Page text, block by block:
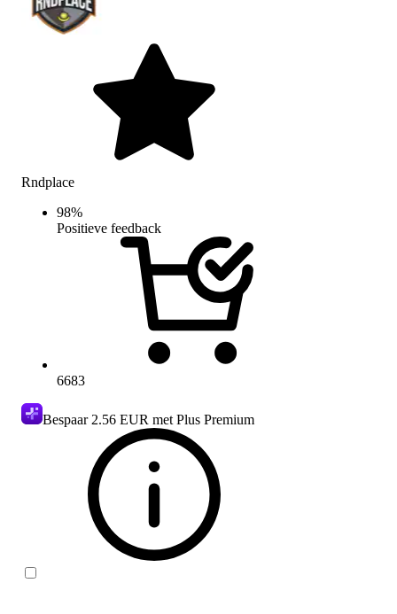
Rndplace
98%
Positieve feedback
6683
Bespaar 2.56 EUR met Plus Premium